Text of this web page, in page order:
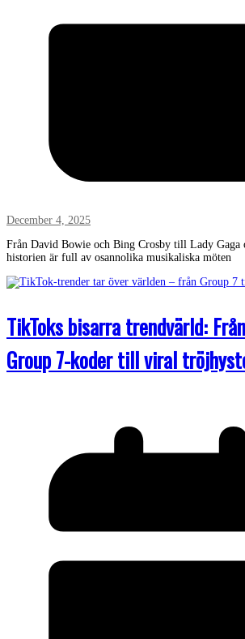
December 4, 2025
Från David Bowie och Bing Crosby till Lady Gaga
historien är full av osannolika musikaliska möten
TikToks bisarra trendvärld:
Group 7-koder till viral